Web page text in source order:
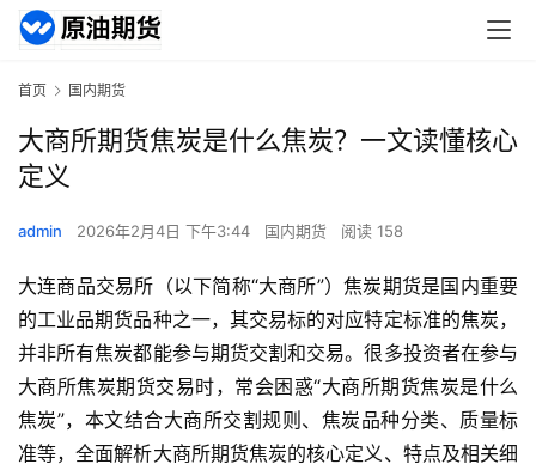
首页 国内期货
大商所期货焦炭是什么焦炭？一文读懂核心
定义
admin 2026年2月4日 下午3:44 国内期货 阅读 158
大连商品交易所（以下简称“大商所”）焦炭期货是国内重要
的工业品期货品种之一，其交易标的对应特定标准的焦炭，
并非所有焦炭都能参与期货交割和交易。很多投资者在参与
大商所焦炭期货交易时，常会困惑“大商所期货焦炭是什么
焦炭”，本文结合大商所交割规则、焦炭品种分类、质量标
准等，全面解析大商所期货焦炭的核心定义、特点及相关细